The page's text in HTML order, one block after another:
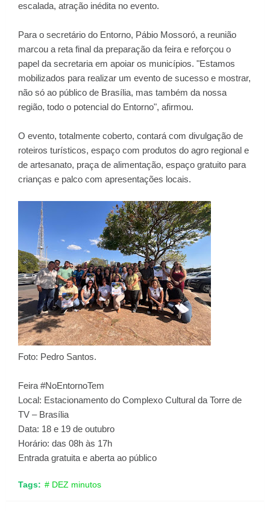
escalada, atração inédita no evento.
Para o secretário do Entorno, Pábio Mossoró, a reunião
marcou a reta final da preparação da feira e reforçou o
papel da secretaria em apoiar os municípios. "Estamos
mobilizados para realizar um evento de sucesso e mostrar,
não só ao público de Brasília, mas também da nossa
região, todo o potencial do Entorno", afirmou.
O evento, totalmente coberto, contará com divulgação de
roteiros turísticos, espaço com produtos do agro regional e
de artesanato, praça de alimentação, espaço gratuito para
crianças e palco com apresentações locais.
Foto: Pedro Santos.
Feira #NoEntornoTem
Local: Estacionamento do Complexo Cultural da Torre de
TV – Brasília
Data: 18 e 19 de outubro
Horário: das 08h às 17h
Entrada gratuita e aberta ao público
Tags: # DEZ minutos